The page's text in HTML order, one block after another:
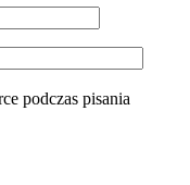
podczas pisania